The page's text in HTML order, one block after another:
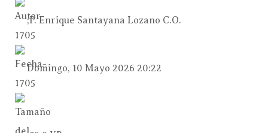
;P. Enrique Santayana Lozano C.O.
Domingo, 10 Mayo 2026 20:22